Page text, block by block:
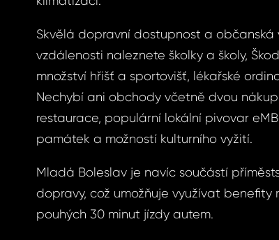
Skvělá dopravní dostupnost a občanská
vzdálenosti naleznete školky a školy,
množství hřišť a sportovišť, lékařské
Nechybí ani obchody včetně dvou
restaurace, populární lokální pivovar
památek a možností kulturního vyžití.
Mladá Boleslav je navíc součástí
dopravy, což umožňuje využívat benefity
pouhých 30 minut jízdy autem.
odkaz, na
nové heslo.